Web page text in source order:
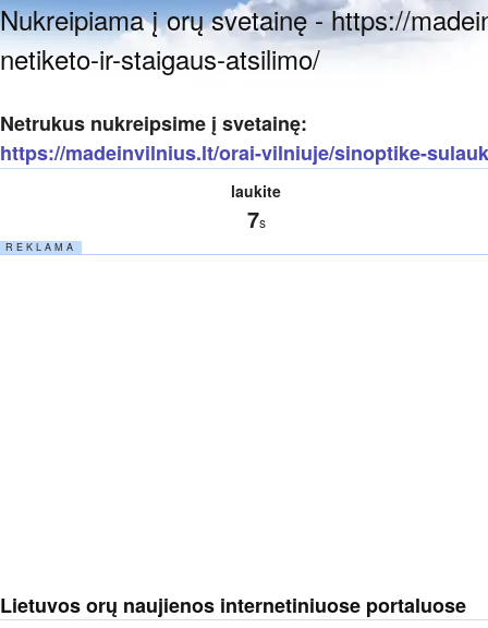
Nukreipiama į orų svetainę - https://
netiketo-ir-staigaus-atsilimo/
Netrukus nukreipsime į svetainę:
https://madeinvilnius.lt/orai-vilniuje/sinoptike-
laukite
7s
R E K L A M A
Lietuvos orų naujienos internetiniuose portaluose